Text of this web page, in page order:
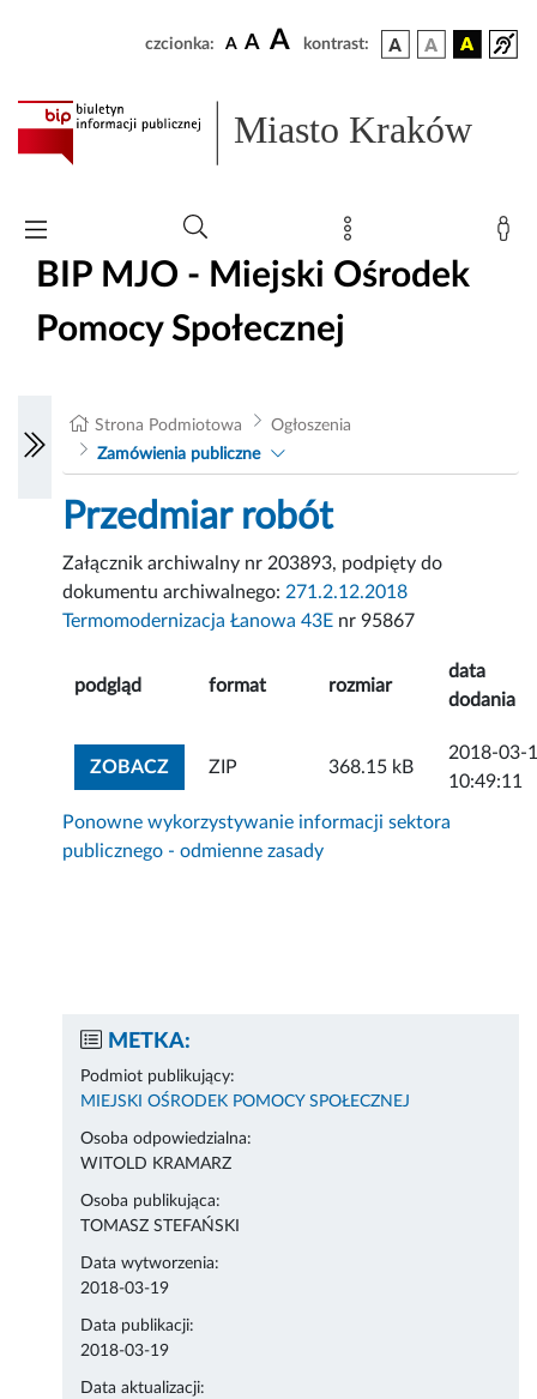
czcionka: A A A kontrast:
Miasto Kraków
BIP MJO - Miejski Ośrodek
Pomocy Społecznej
Strona Podmiotowa
Ogłoszenia
Zamówienia publiczne
Przedmiar robót
Załącznik archiwalny nr 203893, podpięty do
dokumentu archiwalnego: 271.2.12.2018
Termomodernizacja Łanowa 43E nr 95867
podgląd format rozmiar
data
dodania
ZOBACZZOBACZ ZAŁĄCZNIK
ZIP 368.15 kB
2018-03-
10:49:11
Ponowne wykorzystywanie informacji sektora
publicznego - odmienne zasady
METKA:
Podmiot publikujący:
MIEJSKI OŚRODEK POMOCY SPOŁECZNEJ
Osoba odpowiedzialna:
WITOLD KRAMARZ
Osoba publikująca:
TOMASZ STEFAŃSKI
Data wytworzenia:
2018-03-19
Data publikacji:
2018-03-19
Data aktualizacji: